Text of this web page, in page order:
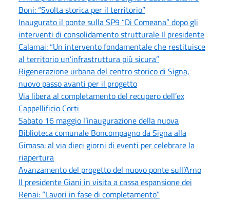
Boni: “Svolta storica per il territorio”
Inaugurato il ponte sulla SP9 “Di Comeana” dopo gli
interventi di consolidamento strutturale Il presidente
Calamai: “Un intervento fondamentale che restituisce
al territorio un’infrastruttura più sicura”
Rigenerazione urbana del centro storico di Signa,
nuovo passo avanti per il progetto
Via libera al completamento del recupero dell’ex
Cappellificio Corti
Sabato 16 maggio l’inaugurazione della nuova
Biblioteca comunale Boncompagno da Signa alla
Gimasa: al via dieci giorni di eventi per celebrare la
riapertura
Avanzamento del progetto del nuovo ponte sull’Arno
Il presidente Giani in visita a cassa espansione dei
Renai: “Lavori in fase di completamento”